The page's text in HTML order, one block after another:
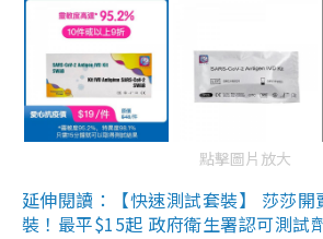
點擊圖片放大
延伸閱讀：【快速測試套裝】 莎莎
裝！最平$15起 政府衛生署認可測試